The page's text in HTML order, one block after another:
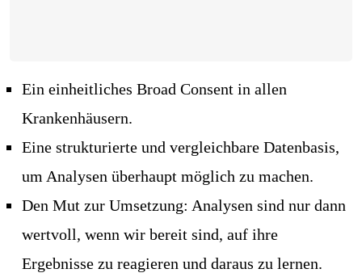
Ein einheitliches Broad Consent in allen
Krankenhäusern.
Eine strukturierte und vergleichbare Datenbasis,
um Analysen überhaupt möglich zu machen.
Den Mut zur Umsetzung: Analysen sind nur dann
wertvoll, wenn wir bereit sind, auf ihre
Ergebnisse zu reagieren und daraus zu lernen.